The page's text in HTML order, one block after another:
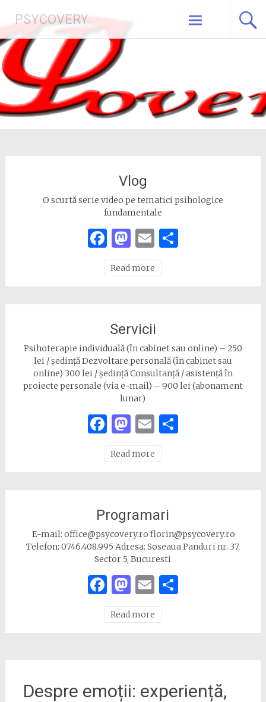
content
PSYCOVERY
Vlog
O scurtă serie video pe tematici psihologice
fundamentale
Facebook
Mastodon
EmailShare
Read more
Servicii
Psihoterapie individuală (în cabinet sau online) – 250
lei / ședință Dezvoltare personală (în cabinet sau
online) 300 lei / ședință Consultanță / asistență în
proiecte personale (via e-mail) – 900 lei (abonament
lunar)
Facebook
Mastodon
EmailShare
Read more
Programari
E-mail: office@psycovery.ro florin@psycovery.ro
Telefon: 0746.408.995 Adresa: Soseaua Panduri nr. 37,
Sector 5, Bucuresti
Facebook
Mastodon
EmailShare
Read more
Despre emoții: experiență,